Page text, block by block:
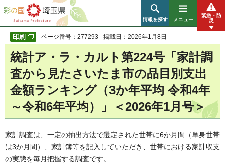
彩の国 埼玉県
情報を探す メニュー
緊急・防
災
ページ番号：277293 掲載日：2026年1月8日
統計ア・ラ・カルト第224号「家計調
査から見たさいたま市の品目別支出
金額ランキング（3か年平均 令和4年
～令和6年平均）」＜2026年1月号＞
家計調査は、一定の抽出方法で選定された世帯に6か月間（単身世帯
は3か月間）、家計簿等を記入していただき、世帯における家計収支
の実態を毎月把握する調査です。